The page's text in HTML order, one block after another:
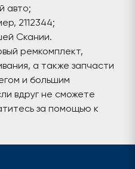
авто;
2112344;
Скании.
ремкомплект,
а также запчасти
и большим
вдруг не сможете
за помощью к